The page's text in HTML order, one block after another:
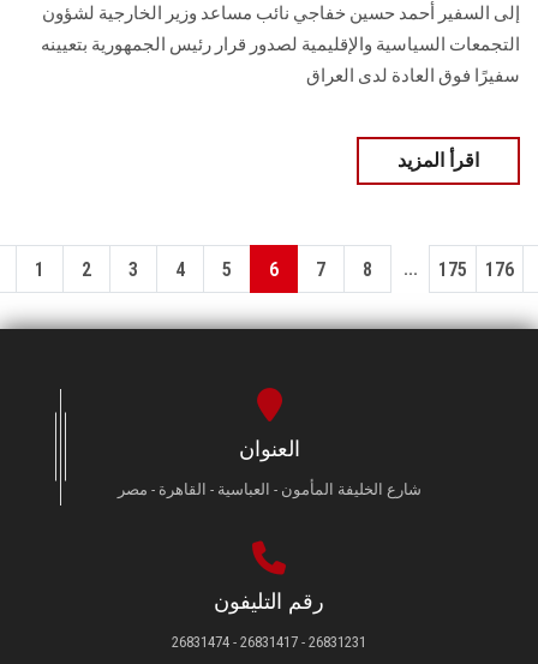
إلى السفير أحمد حسين خفاجي نائب مساعد وزير الخارجية لشؤون
التجمعات السياسية والإقليمية لصدور قرار رئيس الجمهورية بتعيينه
سفيرًا فوق العادة لدى العراق
اقرأ المزيد
1 2 3 4 5 6 7 8 ... 175 176
العنوان
شارع الخليفة المأمون - العباسية - القاهرة - مصر
رقم التليفون
26831231 - 26831417 - 26831474